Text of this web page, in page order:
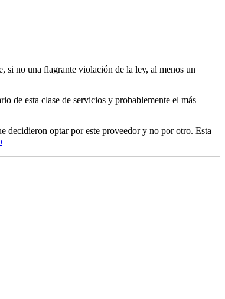
si no una flagrante violación de la ley, al menos un
de esta clase de servicios y probablemente el más
decidieron optar por este proveedor y no por otro. Esta
“La